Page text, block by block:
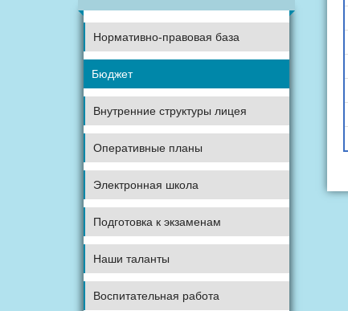
Нормативно-правовая база
Бюджет
Внутренние структуры лицея
Оперативные планы
Электронная школа
Подготовка к экзаменам
Наши таланты
Воспитательная работа